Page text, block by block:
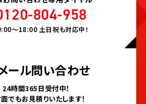
804-958
〜18:00 土日祝も対応中！
ール問い合わせ
24時間365日受付中！
でもお見積りいたします！